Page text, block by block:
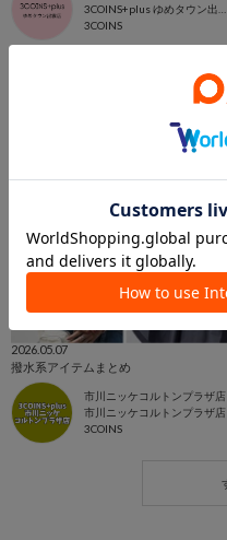
3COINS
2026.05.07
撥水系アイテムまとめ
市川ニッケコルトンプラザ店
市川ニッケコルトンプラザ店
3COINS